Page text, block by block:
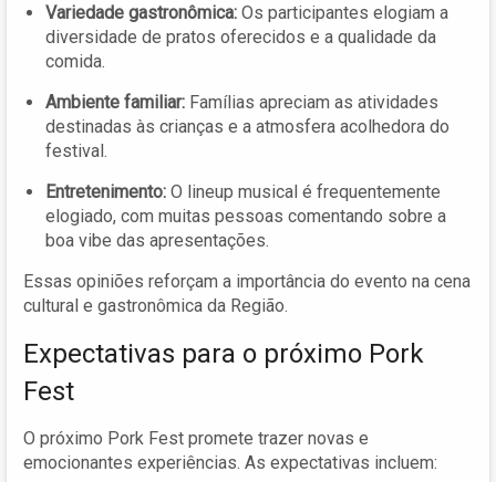
Variedade gastronômica: Os participantes elogiam a
diversidade de pratos oferecidos e a qualidade da
comida.
Ambiente familiar: Famílias apreciam as atividades
destinadas às crianças e a atmosfera acolhedora do
festival.
Entretenimento: O lineup musical é frequentemente
elogiado, com muitas pessoas comentando sobre a
boa vibe das apresentações.
Essas opiniões reforçam a importância do evento na cena
cultural e gastronômica da Região.
Expectativas para o próximo Pork
Fest
O próximo Pork Fest promete trazer novas e
emocionantes experiências. As expectativas incluem: